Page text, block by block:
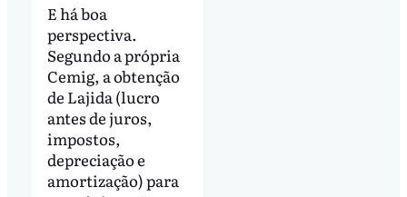
E há boa
perspectiva.
Segundo a própria
Cemig, a obtenção
de Lajida (lucro
antes de juros,
impostos,
depreciação e
amortização) para